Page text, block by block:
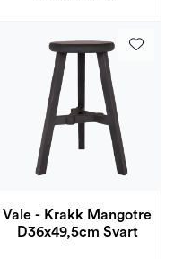
Vale - Krakk Mangotre
D36x49,5cm Svart